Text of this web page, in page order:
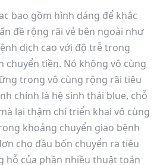
bao gồm hình dáng để khắc
đề rộng rãi vẻ bên ngoài như
dịch cao với độ trễ trong
chuyển tiền. Nó không vô cùng
trong vô cùng rộng rãi tiêu
chính là hệ sinh thái blue, chỗ
lại thậm chí triển khai vô cùng
khoảng chuyển giao bệnh
cho đầu bốn chuyển ra tiêu
hỗ của phần nhiều thuật toán